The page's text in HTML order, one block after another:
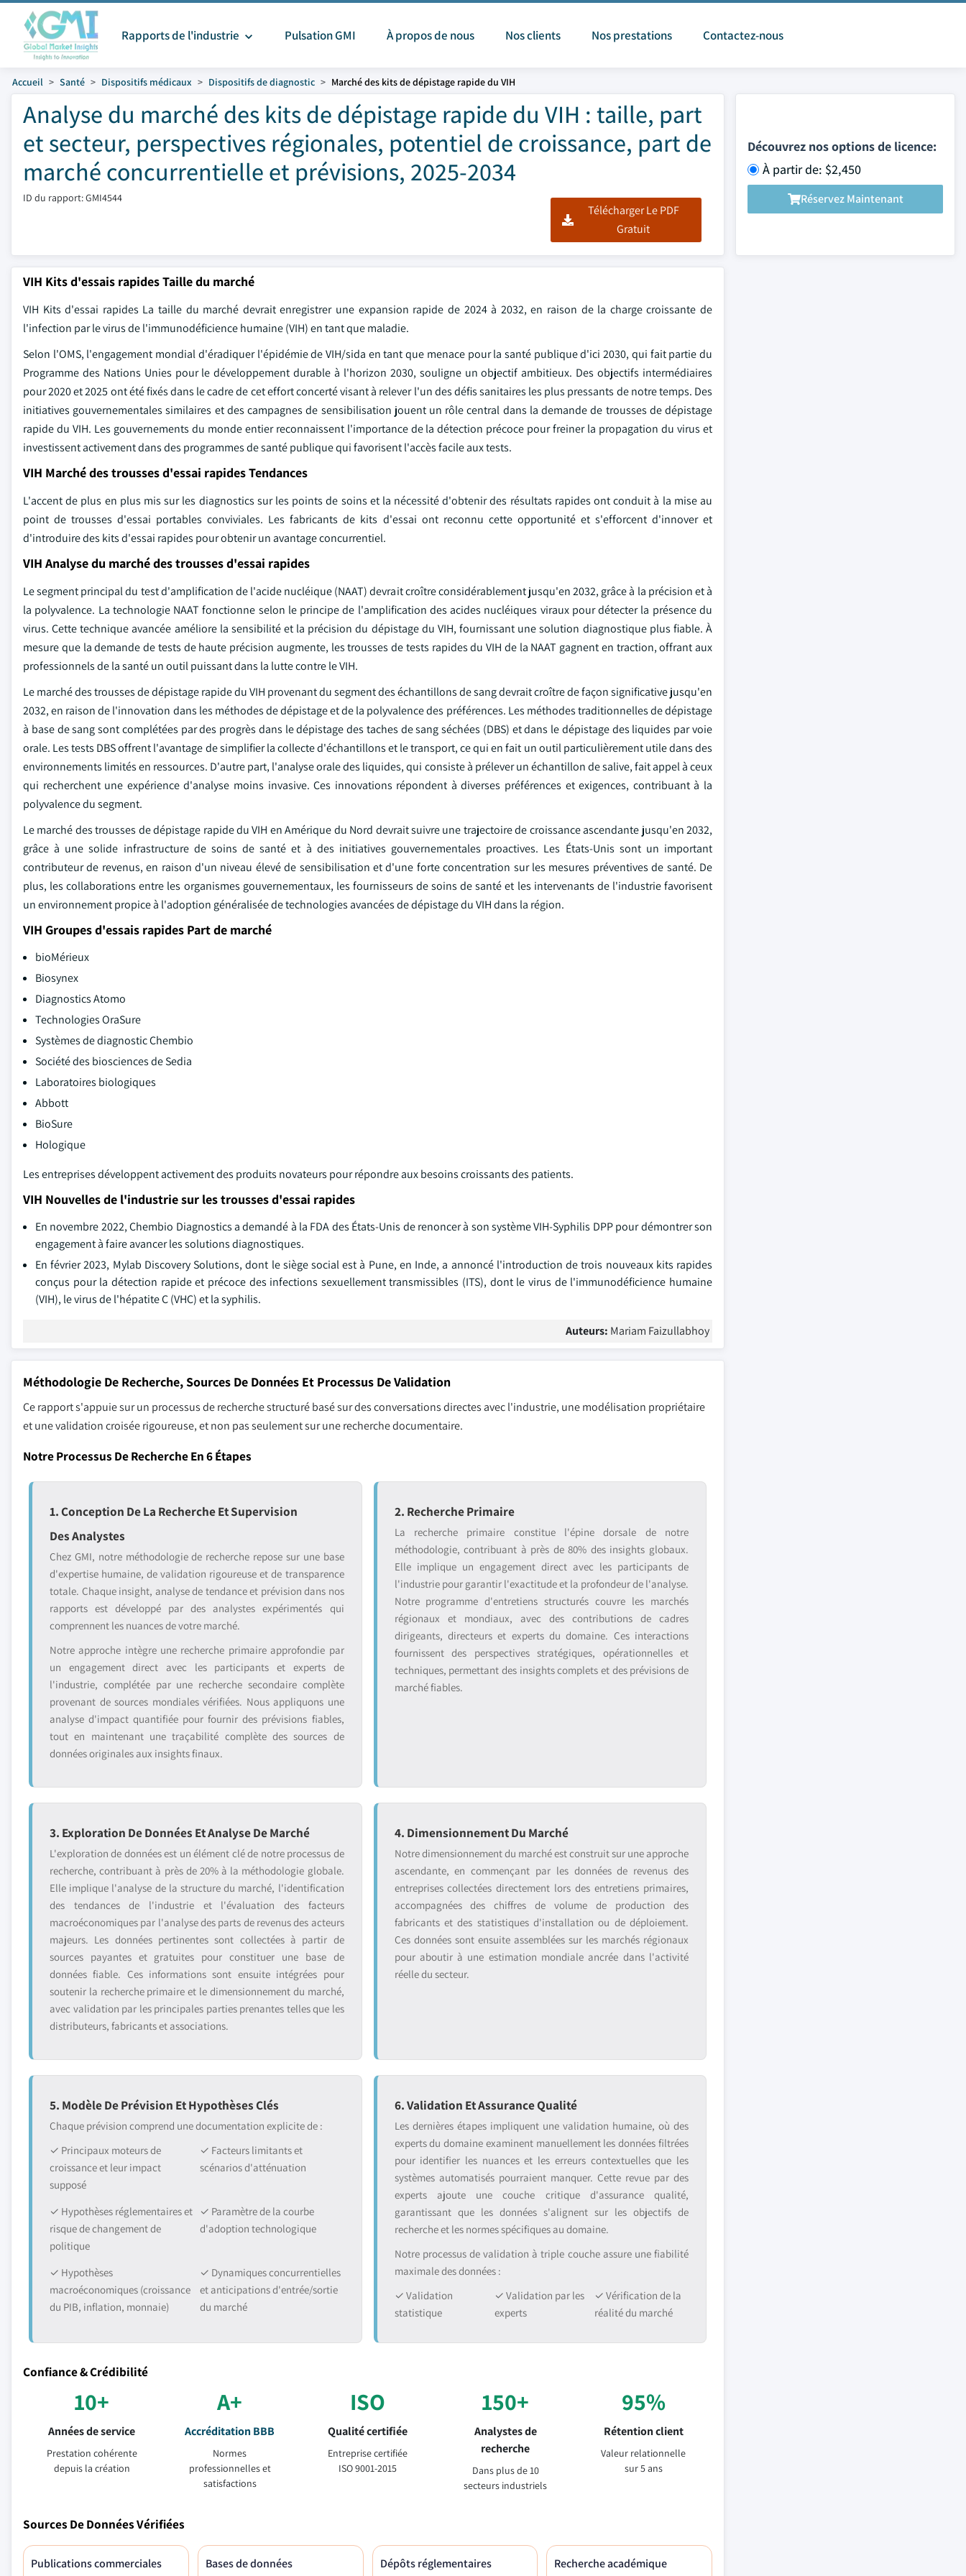
Rapports de l'industrie Pulsation GMI À propos de nous Nos clients Nos prestations Contactez-nous
Accueil Santé Dispositifs médicaux Dispositifs de diagnostic Marché des kits de dépistage rapide du VIH
Analyse du marché des kits de dépistage rapide du VIH : taille, part
et secteur, perspectives régionales, potentiel de croissance, part de
marché concurrentielle et prévisions, 2025-2034
ID du rapport: GMI4544
Télécharger Le PDF
Gratuit
Découvrez nos options de licence:
À partir de: $2,450
Réservez Maintenant
VIH Kits d'essais rapides Taille du marché
VIH Kits d'essai rapides La taille du marché devrait enregistrer une expansion rapide de 2024 à 2032, en raison de la charge croissante de
l'infection par le virus de l'immunodéficience humaine (VIH) en tant que maladie.
Selon l'OMS, l'engagement mondial d'éradiquer l'épidémie de VIH/sida en tant que menace pour la santé publique d'ici 2030, qui fait partie du
Programme des Nations Unies pour le développement durable à l'horizon 2030, souligne un objectif ambitieux. Des objectifs intermédiaires
pour 2020 et 2025 ont été fixés dans le cadre de cet effort concerté visant à relever l'un des défis sanitaires les plus pressants de notre temps. Des
initiatives gouvernementales similaires et des campagnes de sensibilisation jouent un rôle central dans la demande de trousses de dépistage
rapide du VIH. Les gouvernements du monde entier reconnaissent l'importance de la détection précoce pour freiner la propagation du virus et
investissent activement dans des programmes de santé publique qui favorisent l'accès facile aux tests.
VIH Marché des trousses d'essai rapides Tendances
L'accent de plus en plus mis sur les diagnostics sur les points de soins et la nécessité d'obtenir des résultats rapides ont conduit à la mise au
point de trousses d'essai portables conviviales. Les fabricants de kits d'essai ont reconnu cette opportunité et s'efforcent d'innover et
d'introduire des kits d'essai rapides pour obtenir un avantage concurrentiel.
VIH Analyse du marché des trousses d'essai rapides
Le segment principal du test d'amplification de l'acide nucléique (NAAT) devrait croître considérablement jusqu'en 2032, grâce à la précision et à
la polyvalence. La technologie NAAT fonctionne selon le principe de l'amplification des acides nucléiques viraux pour détecter la présence du
virus. Cette technique avancée améliore la sensibilité et la précision du dépistage du VIH, fournissant une solution diagnostique plus fiable. À
mesure que la demande de tests de haute précision augmente, les trousses de tests rapides du VIH de la NAAT gagnent en traction, offrant aux
professionnels de la santé un outil puissant dans la lutte contre le VIH.
Le marché des trousses de dépistage rapide du VIH provenant du segment des échantillons de sang devrait croître de façon significative jusqu'en
2032, en raison de l'innovation dans les méthodes de dépistage et de la polyvalence des préférences. Les méthodes traditionnelles de dépistage
à base de sang sont complétées par des progrès dans le dépistage des taches de sang séchées (DBS) et dans le dépistage des liquides par voie
orale. Les tests DBS offrent l'avantage de simplifier la collecte d'échantillons et le transport, ce qui en fait un outil particulièrement utile dans des
environnements limités en ressources. D'autre part, l'analyse orale des liquides, qui consiste à prélever un échantillon de salive, fait appel à ceux
qui recherchent une expérience d'analyse moins invasive. Ces innovations répondent à diverses préférences et exigences, contribuant à la
polyvalence du segment.
Le marché des trousses de dépistage rapide du VIH en Amérique du Nord devrait suivre une trajectoire de croissance ascendante jusqu'en 2032,
grâce à une solide infrastructure de soins de santé et à des initiatives gouvernementales proactives. Les États-Unis sont un important
contributeur de revenus, en raison d'un niveau élevé de sensibilisation et d'une forte concentration sur les mesures préventives de santé. De
plus, les collaborations entre les organismes gouvernementaux, les fournisseurs de soins de santé et les intervenants de l'industrie favorisent
un environnement propice à l'adoption généralisée de technologies avancées de dépistage du VIH dans la région.
VIH Groupes d'essais rapides Part de marché
bioMérieux
Biosynex
Diagnostics Atomo
Technologies OraSure
Systèmes de diagnostic Chembio
Société des biosciences de Sedia
Laboratoires biologiques
Abbott
BioSure
Hologique
Les entreprises développent activement des produits novateurs pour répondre aux besoins croissants des patients.
VIH Nouvelles de l'industrie sur les trousses d'essai rapides
En novembre 2022, Chembio Diagnostics a demandé à la FDA des États-Unis de renoncer à son système VIH-Syphilis DPP pour démontrer son
engagement à faire avancer les solutions diagnostiques.
En février 2023, Mylab Discovery Solutions, dont le siège social est à Pune, en Inde, a annoncé l'introduction de trois nouveaux kits rapides
conçus pour la détection rapide et précoce des infections sexuellement transmissibles (ITS), dont le virus de l'immunodéficience humaine
(VIH), le virus de l'hépatite C (VHC) et la syphilis.
Auteurs: Mariam Faizullabhoy
Méthodologie De Recherche, Sources De Données Et Processus De Validation
Ce rapport s'appuie sur un processus de recherche structuré basé sur des conversations directes avec l'industrie, une modélisation propriétaire
et une validation croisée rigoureuse, et non pas seulement sur une recherche documentaire.
Notre Processus De Recherche En 6 Étapes
1. Conception De La Recherche Et Supervision
Des Analystes
Chez GMI, notre méthodologie de recherche repose sur une base
d'expertise humaine, de validation rigoureuse et de transparence
totale. Chaque insight, analyse de tendance et prévision dans nos
rapports est développé par des analystes expérimentés qui
comprennent les nuances de votre marché.
Notre approche intègre une recherche primaire approfondie par
un engagement direct avec les participants et experts de
l'industrie, complétée par une recherche secondaire complète
provenant de sources mondiales vérifiées. Nous appliquons une
analyse d'impact quantifiée pour fournir des prévisions fiables,
tout en maintenant une traçabilité complète des sources de
données originales aux insights finaux.
2. Recherche Primaire
La recherche primaire constitue l'épine dorsale de notre
méthodologie, contribuant à près de 80% des insights globaux.
Elle implique un engagement direct avec les participants de
l'industrie pour garantir l'exactitude et la profondeur de l'analyse.
Notre programme d'entretiens structurés couvre les marchés
régionaux et mondiaux, avec des contributions de cadres
dirigeants, directeurs et experts du domaine. Ces interactions
fournissent des perspectives stratégiques, opérationnelles et
techniques, permettant des insights complets et des prévisions de
marché fiables.
3. Exploration De Données Et Analyse De Marché
L'exploration de données est un élément clé de notre processus de
recherche, contribuant à près de 20% à la méthodologie globale.
Elle implique l'analyse de la structure du marché, l'identification
des tendances de l'industrie et l'évaluation des facteurs
macroéconomiques par l'analyse des parts de revenus des acteurs
majeurs. Les données pertinentes sont collectées à partir de
sources payantes et gratuites pour constituer une base de
données fiable. Ces informations sont ensuite intégrées pour
soutenir la recherche primaire et le dimensionnement du marché,
avec validation par les principales parties prenantes telles que les
distributeurs, fabricants et associations.
4. Dimensionnement Du Marché
Notre dimensionnement du marché est construit sur une approche
ascendante, en commençant par les données de revenus des
entreprises collectées directement lors des entretiens primaires,
accompagnées des chiffres de volume de production des
fabricants et des statistiques d'installation ou de déploiement.
Ces données sont ensuite assemblées sur les marchés régionaux
pour aboutir à une estimation mondiale ancrée dans l'activité
réelle du secteur.
5. Modèle De Prévision Et Hypothèses Clés
Chaque prévision comprend une documentation explicite de :
✓ Principaux moteurs de
croissance et leur impact
supposé
✓ Facteurs limitants et
scénarios d'atténuation
✓ Hypothèses réglementaires et
risque de changement de
politique
✓ Paramètre de la courbe
d'adoption technologique
✓ Hypothèses
macroéconomiques (croissance
du PIB, inflation, monnaie)
✓ Dynamiques concurrentielles
et anticipations d'entrée/sortie
du marché
6. Validation Et Assurance Qualité
Les dernières étapes impliquent une validation humaine, où des
experts du domaine examinent manuellement les données filtrées
pour identifier les nuances et les erreurs contextuelles que les
systèmes automatisés pourraient manquer. Cette revue par des
experts ajoute une couche critique d'assurance qualité,
garantissant que les données s'alignent sur les objectifs de
recherche et les normes spécifiques au domaine.
Notre processus de validation à triple couche assure une fiabilité
maximale des données :
✓ Validation
statistique
✓ Validation par les
experts
✓ Vérification de la
réalité du marché
Confiance & Crédibilité
10+
Années de service
Prestation cohérente
depuis la création
A+
Accréditation BBB
Normes
professionnelles et
satisfactions
ISO
Qualité certifiée
Entreprise certifiée
ISO 9001-2015
150+
Analystes de
recherche
Dans plus de 10
secteurs industriels
95%
Rétention client
Valeur relationnelle
sur 5 ans
Sources De Données Vérifiées
Publications commerciales Bases de données Dépôts réglementaires Recherche académique